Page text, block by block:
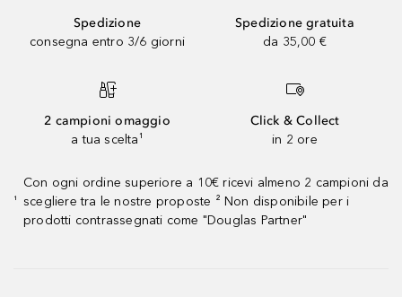
Spedizione
consegna entro 3/6 giorni
Spedizione gratuita
da 35,00 €
2 campioni omaggio
a tua scelta¹
Click & Collect
in 2 ore
¹
Con ogni ordine superiore a 10€ ricevi almeno 2 campioni da
scegliere tra le nostre proposte ² Non disponibile per i
prodotti contrassegnati come "Douglas Partner"